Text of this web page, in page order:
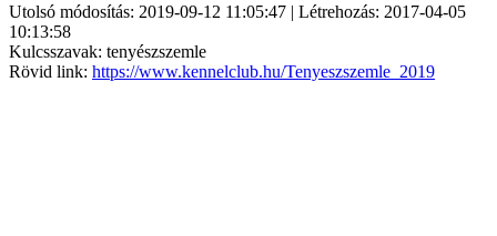
Utolsó módosítás: 2019-09-12 11:05:47 | Létrehozás: 2017-04-05
10:13:58
Kulcsszavak: tenyészszemle
Rövid link: https://www.kennelclub.hu/Tenyeszszemle_2019